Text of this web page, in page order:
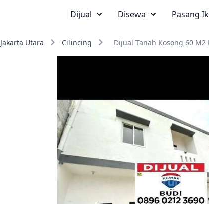
Dijual Disewa Pasang
Jakarta Utara Cilincing Dijual Tanah Kosong 60